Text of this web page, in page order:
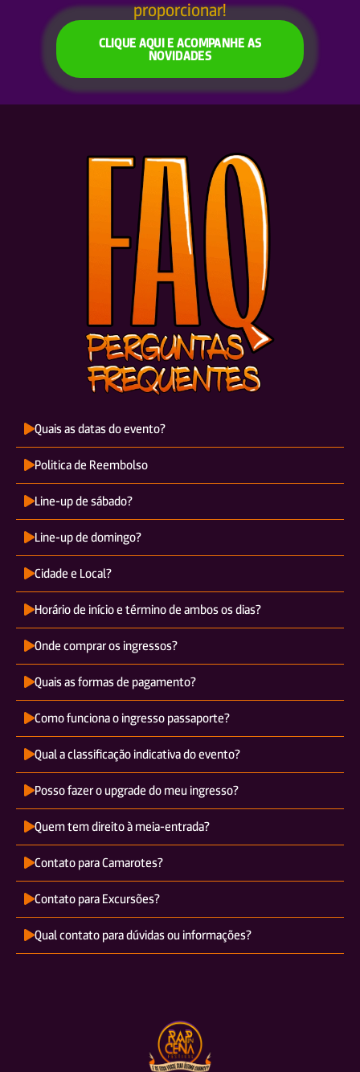
proporcionar!
CLIQUE AQUI E ACOMPANHE AS
NOVIDADES
Quais as datas do evento?
Politica de Reembolso
Line-up de sábado?
Line-up de domingo?
Cidade e Local?
Horário de início e término de ambos os dias?
Onde comprar os ingressos?
Quais as formas de pagamento?
Como funciona o ingresso passaporte?
Qual a classificação indicativa do evento?
Posso fazer o upgrade do meu ingresso?
Quem tem direito à meia-entrada?
Contato para Camarotes?
Contato para Excursões?
Qual contato para dúvidas ou informações?